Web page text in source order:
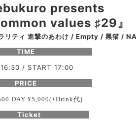
presents
values ♯29』
リティ 進撃のあわけ / Empty / 黑猫 /
16:30 / START 17:00
DAY ¥5,000(+Drink代)
Ticket